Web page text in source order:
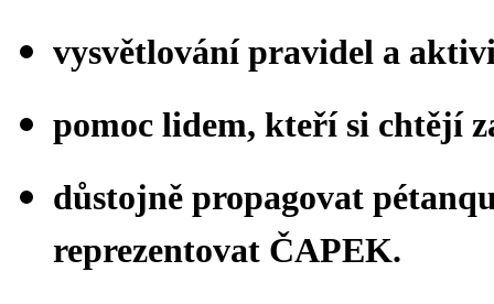
vysvětlování pravidel a
pomoc lidem, kteří si chtějí
důstojně propagovat
reprezentovat ČAPEK.